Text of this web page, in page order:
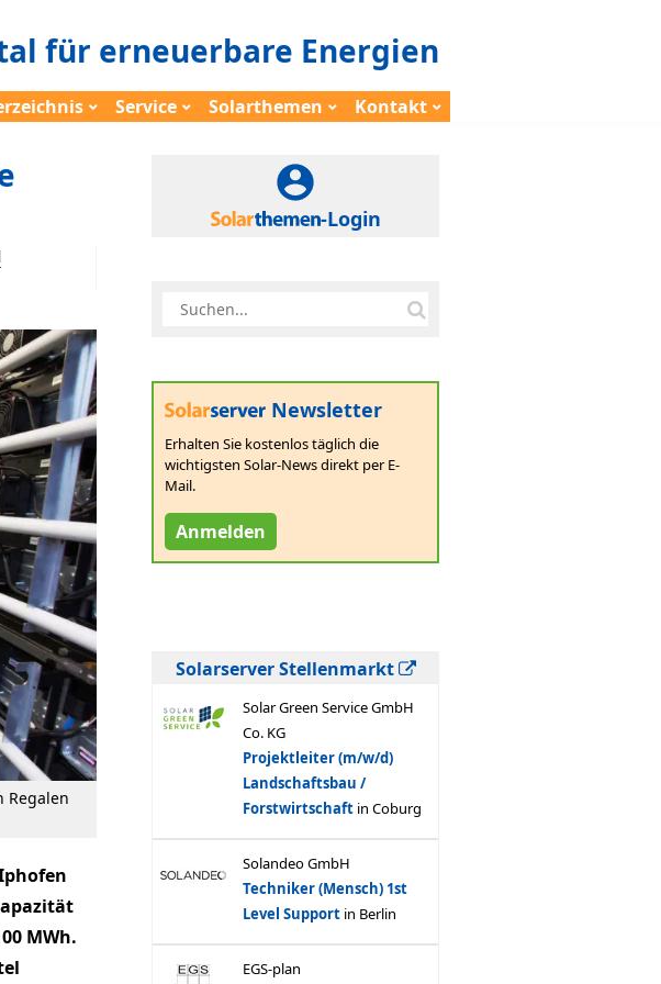
für erneuerbare Energien
Service Solarthemen Kontakt
Regalen
MWh.
-Login
Newsletter
Erhalten Sie kostenlos täglich die
wichtigsten Solar-News direkt per E-
Mail.
Anmelden
Solarserver Stellenmarkt